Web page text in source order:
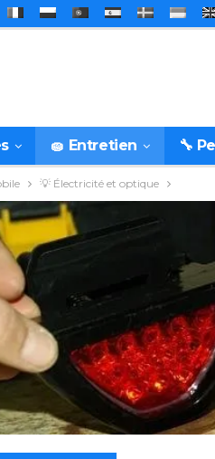
🧽 Entretien 🔧
💡 Électricité et optique